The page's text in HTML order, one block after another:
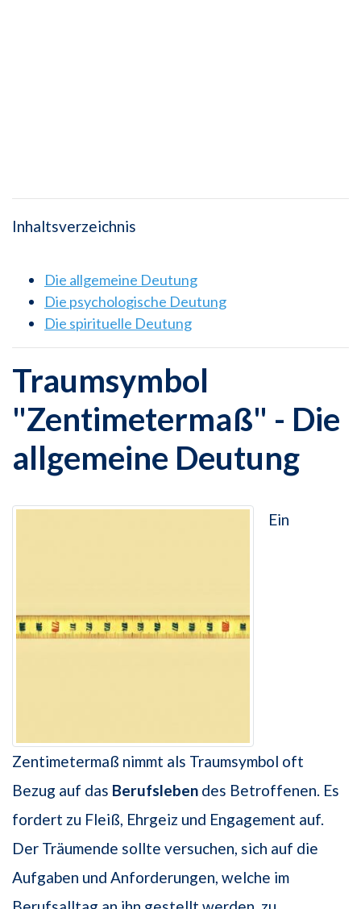
Inhaltsverzeichnis
Die allgemeine Deutung
Die psychologische Deutung
Die spirituelle Deutung
Traumsymbol
"Zentimetermaß" - Die
allgemeine Deutung
Ein
Zentimetermaß nimmt als Traumsymbol oft
Bezug auf das Berufsleben des Betroffenen. Es
fordert zu Fleiß, Ehrgeiz und Engagement auf.
Der Träumende sollte versuchen, sich auf die
Aufgaben und Anforderungen, welche im